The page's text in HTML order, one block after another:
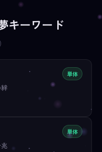
キーワード
単体
単体